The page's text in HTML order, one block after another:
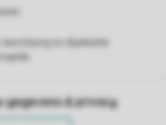
gegevens & privacy